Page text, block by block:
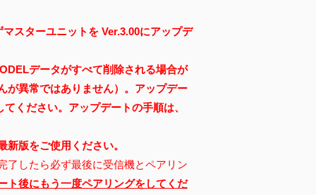
スターユニットを Ver.3.00にアップデ
データがすべて削除される場合が
が異常ではありません）。アップデー
ください。 アップデートの手順は、
新版をご使用ください。
したら必ず最後に受信機とペアリン
ト後にもう一度ペアリングをしてくだ